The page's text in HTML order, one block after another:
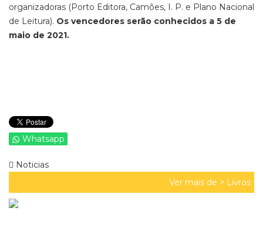
organizadoras (Porto Editora, Camões, I. P. e Plano Nacional
de Leitura). Os vencedores serão conhecidos a 5 de
maio de 2021.
Whatsapp
Noticias
Ver mais de > Livros